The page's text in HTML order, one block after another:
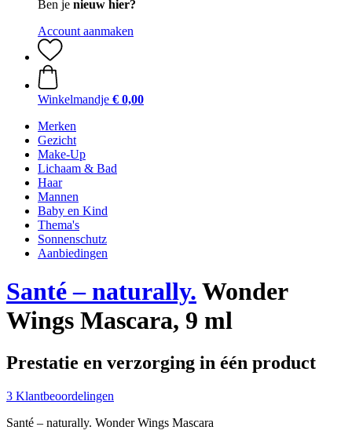
Ben je nieuw hier?
Account aanmaken
Winkelmandje € 0,00
Merken
Gezicht
Make-Up
Lichaam & Bad
Haar
Mannen
Baby en Kind
Thema's
Sonnenschutz
Aanbiedingen
Santé – naturally. Wonder
Wings Mascara, 9 ml
Prestatie en verzorging in één product
3 Klantbeoordelingen
Santé – naturally. Wonder Wings Mascara